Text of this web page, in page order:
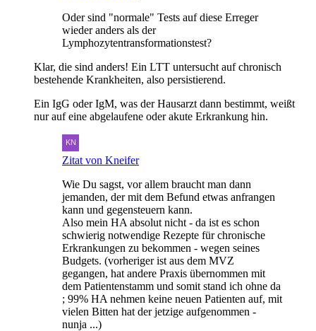
Oder sind "normale" Tests auf diese Erreger
wieder anders als der
Lymphozytentransformationstest?
Klar, die sind anders! Ein LTT untersucht auf chronisch
bestehende Krankheiten, also persistierend.
Ein IgG oder IgM, was der Hausarzt dann bestimmt, weißt
nur auf eine abgelaufene oder akute Erkrankung hin.
Zitat von Kneifer
Wie Du sagst, vor allem braucht man dann
jemanden, der mit dem Befund etwas anfrangen
kann und gegensteuern kann.
Also mein HA absolut nicht - da ist es schon
schwierig notwendige Rezepte für chronische
Erkrankungen zu bekommen - wegen seines
Budgets. (vorheriger ist aus dem MVZ
gegangen, hat andere Praxis übernommen mit
dem Patientenstamm und somit stand ich ohne da
; 99% HA nehmen keine neuen Patienten auf, mit
vielen Bitten hat der jetzige aufgenommen -
nunja ...)